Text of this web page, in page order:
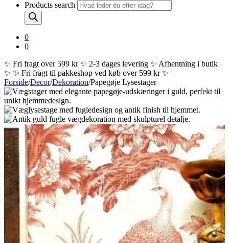
Products search
0
0
✨ Fri fragt over 599 kr ✨ 2-3 dages levering ✨ Afhentning i butik
✨ ✨ Fri fragt til pakkeshop ved køb over 599 kr ✨
Forside/Decor/Dekoration/Papegøje Lysestager